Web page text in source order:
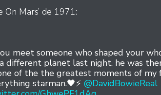
On Mars’ de 1971:
meet someone who shaped your
different planet last night. he was
of the the greatest moments of my
starman.🖤⚡️ @DavidBowieReal